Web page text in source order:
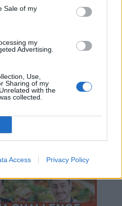
Sale of my
my
Advertising.
Use,
Sharing of my
with the
collected.
Access Privacy Policy
också gillar
0/5 Övrigt